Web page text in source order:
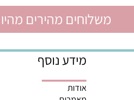
משלוחים מהירים מהיום
מידע נוסף